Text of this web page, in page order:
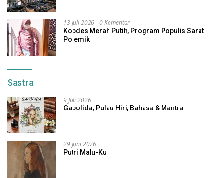
13 Juli 2026 0 Komentar
Kopdes Merah Putih, Program Populis Sarat
Polemik
Sastra
9 Juli 2026
Gapolida; Pulau Hiri, Bahasa & Mantra
29 Juni 2026
Putri Malu-Ku